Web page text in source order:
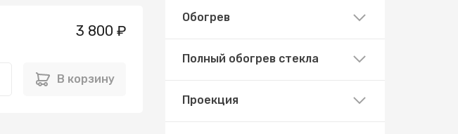
3 800 ₽
В корзину
Обогрев
Полный обогрев стекла
Проекция